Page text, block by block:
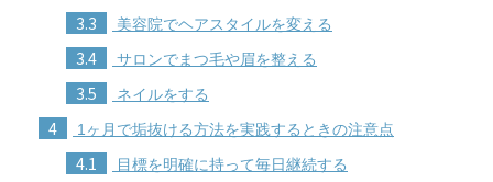
3.3 美容院でヘアスタイルを変える
3.4 サロンでまつ毛や眉を整える
3.5 ネイルをする
4 1ヶ月で垢抜ける方法を実践するときの注意点
4.1 目標を明確に持って毎日継続する